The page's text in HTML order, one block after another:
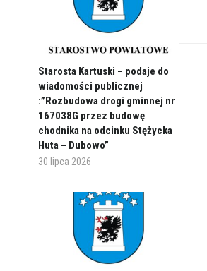
Starosta Kartuski – podaje do
wiadomości publicznej
:”Rozbudowa drogi gminnej nr
167038G przez budowę
chodnika na odcinku Stężycka
Huta – Dubowo”
30 lipca 2026